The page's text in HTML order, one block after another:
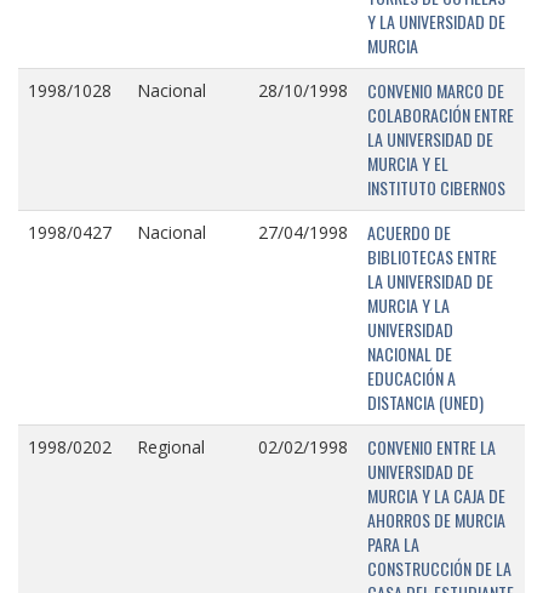
Y LA UNIVERSIDAD DE
MURCIA
1998/1028 Nacional 28/10/1998
CONVENIO MARCO DE
COLABORACIÓN ENTRE
LA UNIVERSIDAD DE
MURCIA Y EL
INSTITUTO CIBERNOS
1998/0427 Nacional 27/04/1998
ACUERDO DE
BIBLIOTECAS ENTRE
LA UNIVERSIDAD DE
MURCIA Y LA
UNIVERSIDAD
NACIONAL DE
EDUCACIÓN A
DISTANCIA (UNED)
1998/0202 Regional 02/02/1998
CONVENIO ENTRE LA
UNIVERSIDAD DE
MURCIA Y LA CAJA DE
AHORROS DE MURCIA
PARA LA
CONSTRUCCIÓN DE LA